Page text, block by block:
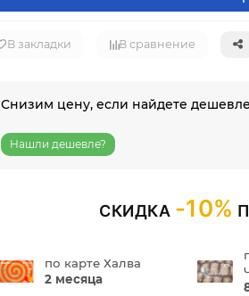
В закладки В сравнение
Снизим цену, если найдете
Нашли дешевле?
СКИДКА -10%
по карте Халва
2 месяца